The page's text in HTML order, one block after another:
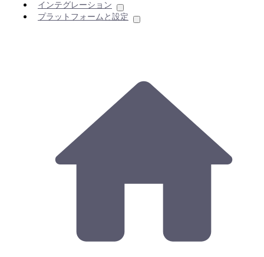
インテグレーション
プラットフォームと設定